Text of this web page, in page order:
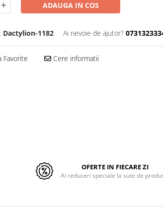
ADAUGA IN COS
Dactylion-1182 Ai nevoie de ajutor?
Favorite Cere informatii
OFERTE IN FIECARE ZI
Ai reduceri speciale la sute de